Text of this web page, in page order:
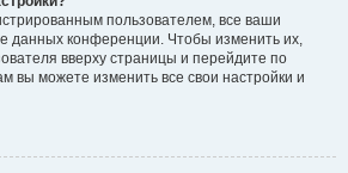
пользователем, все ваши
данных конференции. Чтобы изменить их,
вверху страницы и перейдите по
вы можете изменить все свои настройки и